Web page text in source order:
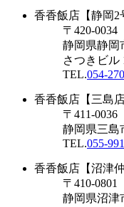
香香飯店【静岡2
〒420-0034
静岡県静岡
さつきビル
TEL.054-
香香飯店【三島店
〒411-0036
静岡県三島
TEL.055-
香香飯店【沼津
〒410-0801
静岡県沼津